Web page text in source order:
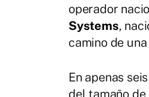
operador
Systems,
camino de
En apenas
del tamaño